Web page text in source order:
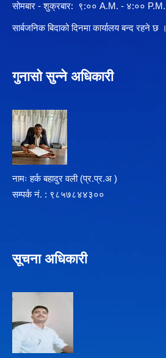
सोमबार - शुक्रबार: ९:०० A.M. - ४:०० P.M.
सार्बजनिक बिदाको दिनमा कार्यालय बन्द रहने छ ।
गुनासो सुन्ने अधिकारी
नामः हर्क बहादुर वली (प्र‍.प्र.अ )
सम्पर्क न‌ं. : ९८५७८४४३००
सूचना अधिकारी